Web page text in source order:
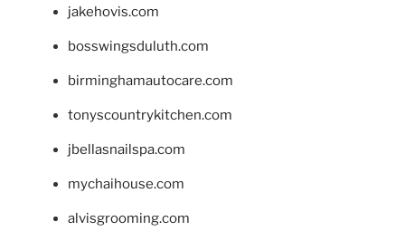
jakehovis.com
bosswingsduluth.com
birminghamautocare.com
tonyscountrykitchen.com
jbellasnailspa.com
mychaihouse.com
alvisgrooming.com